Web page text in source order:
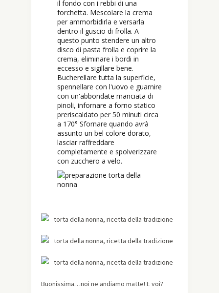
il fondo con i rebbi di una
forchetta. Mescolare la crema
per ammorbidirla e versarla
dentro il guscio di frolla. A
questo punto stendere un altro
disco di pasta frolla e coprire la
crema, eliminare i bordi in
eccesso e sigillare bene.
Bucherellare tutta la superficie,
spennellare con l'uovo e guarnire
con un'abbondate manciata di
pinoli, infornare a forno statico
preriscaldato per 50 minuti circa
a 170° Sfornare quando avrà
assunto un bel colore dorato,
lasciar raffreddare
completamente e spolverizzare
con zucchero a velo.
Buonissima…noi ne andiamo matte! E voi?